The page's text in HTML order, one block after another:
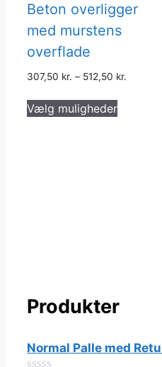
Beton overligger
med murstens
overflade
307,50 kr. – 512,50 kr.
Vælg muligheder
Dette
vare
Produkter
Normal Palle med